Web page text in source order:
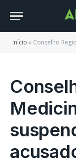
Início » Conselho Regional